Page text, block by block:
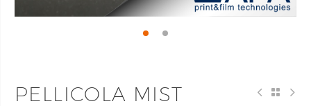
PELLICOLA MIST